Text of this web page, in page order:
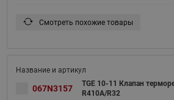
Смотреть похожие товары
067N3157
TGE 10-11 Клапан
R410A/R32